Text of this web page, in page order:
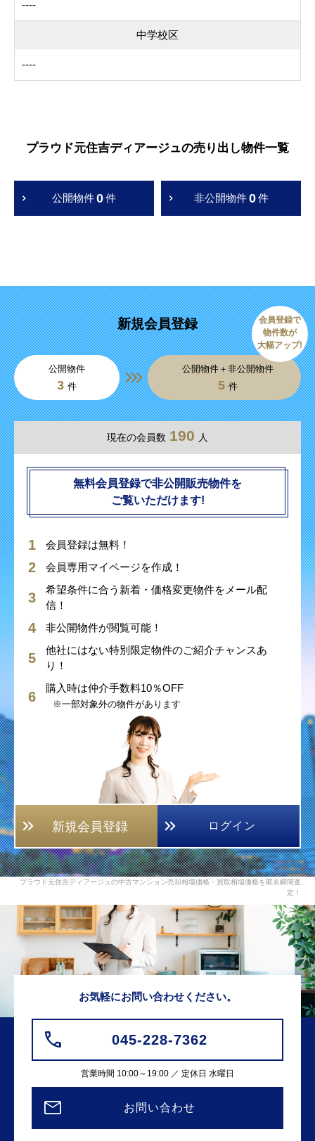
----
中学校区
----
プラウド元住吉ディアージュの売り出し物件一覧
公開物件0件 非公開物件 0 件
新規会員登録
公開物件
3 件
公開物件＋非公開物件
5 件
会員登録で
物件数が
大幅アップ!
現在の会員数 190 人
無料会員登録で非公開販売物件を
ご覧いただけます!
会員登録は無料！
会員専用マイページを作成！
希望条件に合う新着・価格変更物件をメール配
信！
非公開物件が閲覧可能！
他社にはない特別限定物件のご紹介チャンスあ
り！
購入時は仲介手数料10％OFF
※一部対象外の物件があります
新規会員登録 ログイン
プラウド元住吉ディアージュの中古マンション売却相場価格・買取相場価格を匿名瞬間査
定！
お気軽にお問い合わせください。
045-228-7362
営業時間 10:00～19:00 ／ 定休日 水曜日
お問い合わせ